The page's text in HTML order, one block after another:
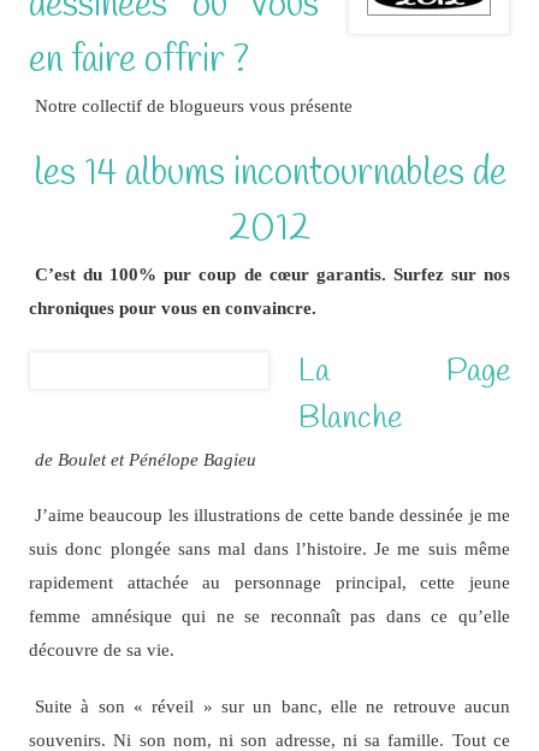
en faire offrir ?
Notre collectif de blogueurs vous présente
les 14 albums incontournables de
2012
C’est du 100% pur coup de cœur garantis. Surfez sur nos
chroniques pour vous en convaincre.
La Page
Blanche
de Boulet et Pénélope Bagieu
J’aime beaucoup les illustrations de cette bande dessinée je me
suis donc plongée sans mal dans l’histoire. Je me suis même
rapidement attachée au personnage principal, cette jeune
femme amnésique qui ne se reconnaît pas dans ce qu’elle
découvre de sa vie.
Suite à son « réveil » sur un banc, elle ne retrouve aucun
souvenirs. Ni son nom, ni son adresse, ni sa famille. Tout ce